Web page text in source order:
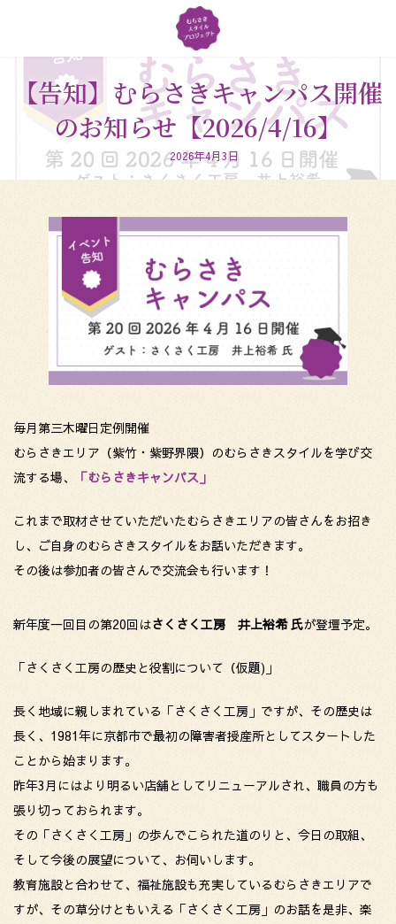
プ
動
【告知】むらさきキャンパス開催
のお知らせ【2026/4/16】
2026年4月3日
毎月第三木曜日定例開催
むらさきエリア（紫竹・紫野界隈）のむらさきスタイルを学び交
流する場、
「むらさきキャンパス」
これまで取材させていただいたむらさきエリアの皆さんをお招き
し、ご自身のむらさきスタイルをお話いただきます。
その後は参加者の皆さんで交流会も行います！
新年度一回目の第20回はさくさく工房 井上裕希 氏が登壇予定。
「さくさく工房の歴史と役割について（仮題)」
長く地域に親しまれている「さくさく工房」ですが、その歴史は
長く、1981年に京都市で最初の障害者授産所としてスタートした
ことから始まります。
昨年3月にはより明るい店舗としてリニューアルされ、職員の方も
張り切っておられます。
その「さくさく工房」の歩んでこられた道のりと、今日の取組、
そして今後の展望について、お伺いします。
教育施設と合わせて、福祉施設も充実しているむらさきエリアで
すが、その草分けともいえる「さくさく工房」のお話を是非、楽